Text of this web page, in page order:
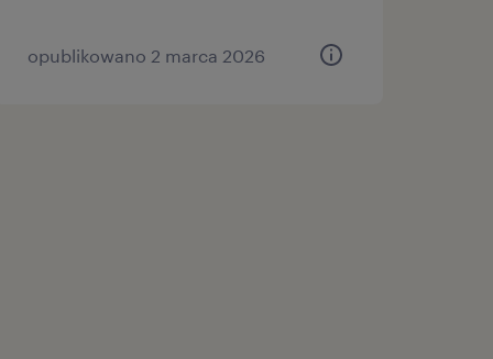
opublikowano 2 marca 2026